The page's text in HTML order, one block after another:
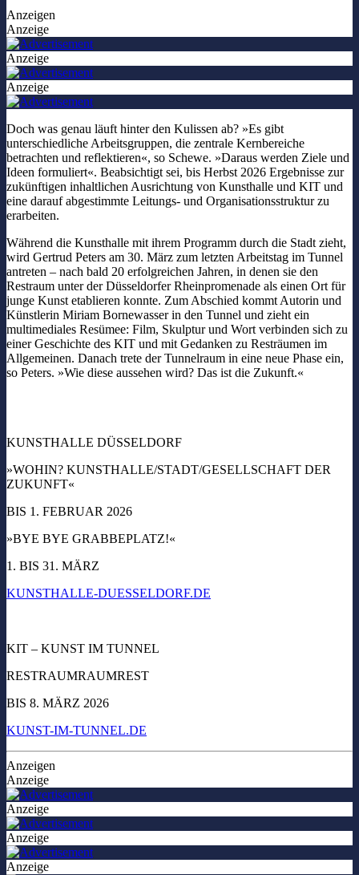
Anzeigen
Anzeige
Anzeige
Anzeige
Doch was genau läuft hinter den Kulissen ab? »Es gibt
unterschiedliche Arbeitsgruppen, die zentrale Kernbereiche
betrachten und reflektieren«, so Schewe. »Daraus werden Ziele und
Ideen formuliert«. Beabsichtigt sei, bis Herbst 2026 Ergebnisse zur
zukünftigen inhaltlichen Ausrichtung von Kunsthalle und KIT und
eine darauf abgestimmte Leitungs- und Organisationsstruktur zu
erarbeiten.
Während die Kunsthalle mit ihrem Programm durch die Stadt zieht,
wird Gertrud Peters am 30. März zum letzten Arbeitstag im Tunnel
antreten – nach bald 20 erfolgreichen Jahren, in denen sie den
Restraum unter der Düsseldorfer Rheinpromenade als einen Ort für
junge Kunst etablieren konnte. Zum Abschied kommt Autorin und
Künstlerin Miriam Bornewasser in den Tunnel und zieht ein
multimediales Resümee: Film, Skulptur und Wort verbinden sich zu
einer Geschichte des KIT und mit Gedanken zu Resträumen im
Allgemeinen. Danach trete der Tunnelraum in eine neue Phase ein,
so Peters. »Wie diese aussehen wird? Das ist die Zukunft.«
KUNSTHALLE DÜSSELDORF
»WOHIN? KUNSTHALLE/STADT/GESELLSCHAFT DER
ZUKUNFT«
BIS 1. FEBRUAR 2026
»BYE BYE GRABBEPLATZ!«
1. BIS 31. MÄRZ
KUNSTHALLE-DUESSELDORF.DE
KIT – KUNST IM TUNNEL
RESTRAUMRAUMREST
BIS 8. MÄRZ 2026
KUNST-IM-TUNNEL.DE
Anzeigen
Anzeige
Anzeige
Anzeige
Anzeige